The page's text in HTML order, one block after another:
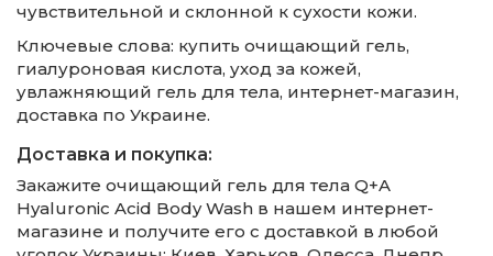
чувствительной и склонной к сухости кожи.
Ключевые слова: купить очищающий гель,
гиалуроновая кислота, уход за кожей,
увлажняющий гель для тела, интернет-магазин,
доставка по Украине.
Доставка и покупка:
Закажите очищающий гель для тела Q+A
Hyaluronic Acid Body Wash в нашем интернет-
магазине и получите его с доставкой в любой